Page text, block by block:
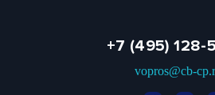
+7 (495) 128-
vopros@cb-